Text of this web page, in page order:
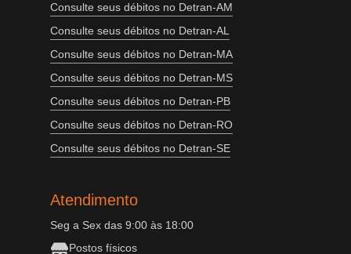
Consulte seus débitos no Detran-AM
Consulte seus débitos no Detran-AL
Consulte seus débitos no Detran-MA
Consulte seus débitos no Detran-MS
Consulte seus débitos no Detran-PB
Consulte seus débitos no Detran-RO
Consulte seus débitos no Detran-SE
Atendimento
Seg a Sex das 9:00 às 18:00
Postos físicos